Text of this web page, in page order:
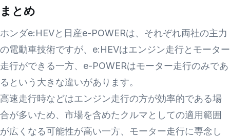
まとめ
ホンダe:HEVと日産e-POWERは、それぞれ両社の主力
の電動車技術ですが、e:HEVはエンジン走行とモーター
走行ができる一方、e-POWERはモーター走行のみであ
るという大きな違いがあります。
高速走行時などはエンジン走行の方が効率的である場
合が多いため、市場を含めたクルマとしての適用範囲
が広くなる可能性が高い一方、モーター走行に専念し